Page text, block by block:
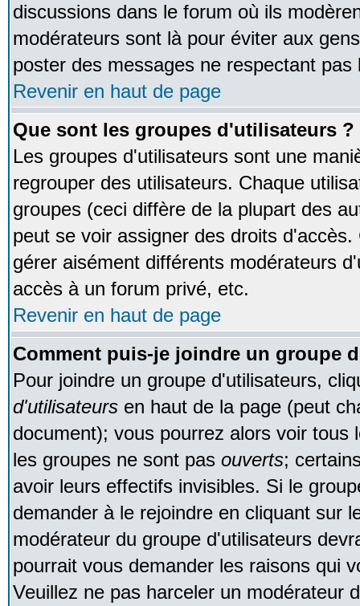
discussions dans le forum où ils
modérateurs sont là pour éviter aux
poster des messages ne respectant pas
Revenir en haut de page
Que sont les groupes d'utilisateurs ?
Les groupes d'utilisateurs sont une
regrouper des utilisateurs. Chaque
groupes (ceci diffère de la plupart des
peut se voir assigner des droits
gérer aisément différents modérateurs
accès à un forum privé, etc.
Revenir en haut de page
Comment puis-je joindre un groupe
Pour joindre un groupe d'utilisateurs,
d'utilisateurs en haut de la page (peut
document); vous pourrez alors voir tous
les groupes ne sont pas ouverts;
avoir leurs effectifs invisibles. Si le
demander à le rejoindre en cliquant sur
modérateur du groupe d'utilisateurs
pourrait vous demander les raisons qui
Veuillez ne pas harceler un modérateur